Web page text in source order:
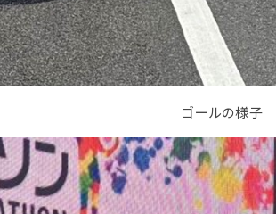
ゴールの様子